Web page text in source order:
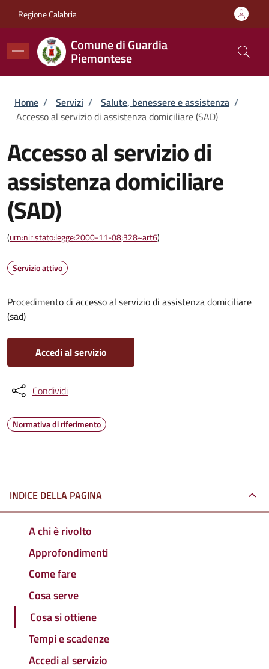
Regione Calabria
Comune di Guardia
Piemontese
Briciole di pane
Home / Servizi / Salute, benessere e assistenza /
Accesso al servizio di assistenza domiciliare (SAD)
Accesso al servizio di
assistenza domiciliare
(SAD)
(urn:nir:stato:legge:2000-11-08;328~art6)
Servizio attivo
Procedimento di accesso al servizio di assistenza domiciliare
(sad)
Accedi al servizio
Condividi
Normativa di riferimento
INDICE DELLA PAGINA
A chi è rivolto
Approfondimenti
Come fare
Cosa serve
Cosa si ottiene
Tempi e scadenze
Accedi al servizio